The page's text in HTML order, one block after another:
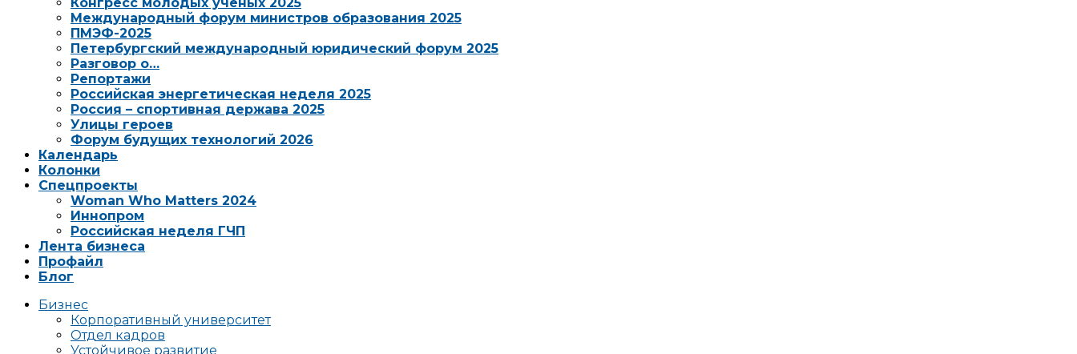
Международный форум министров образования 2025
ПМЭФ-2025
Петербургский международный юридический форум 2025
Разговор о…
Репортажи
Российская энергетическая неделя 2025
Россия – спортивная держава 2025
Улицы героев
Форум будущих технологий 2026
Календарь
Колонки
Спецпроекты
Woman Who Matters 2024
Иннопром
Российская неделя ГЧП
Лента бизнеса
Профайл
Блог
Бизнес
Корпоративный университет
Отдел кадров
Устойчивое развитие